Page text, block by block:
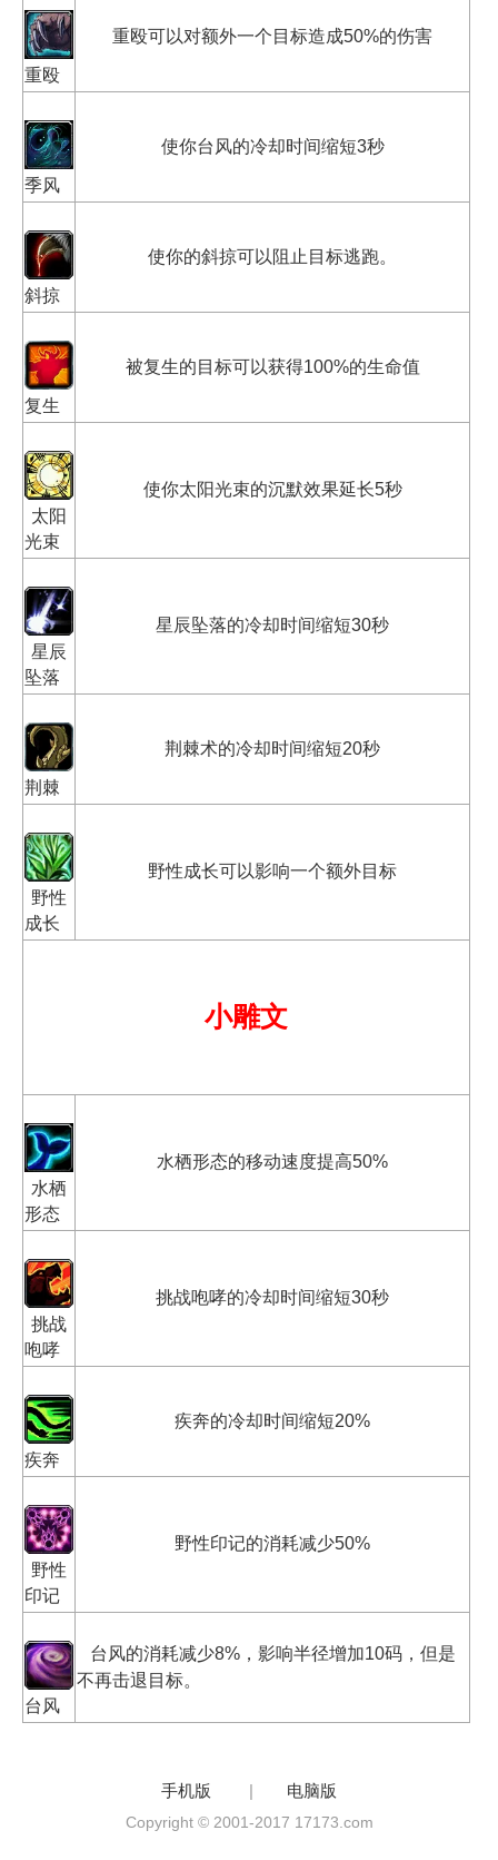
重殴
重殴可以对额外一个目标造成50%的伤害
季风
使你台风的冷却时间缩短3秒
斜掠
使你的斜掠可以阻止目标逃跑。
复生
被复生的目标可以获得100%的生命值
太阳
光束
使你太阳光束的沉默效果延长5秒
星辰
坠落
星辰坠落的冷却时间缩短30秒
荆棘
荆棘术的冷却时间缩短20秒
野性
成长
野性成长可以影响一个额外目标
小雕文
水栖
形态
水栖形态的移动速度提高50%
挑战
咆哮
挑战咆哮的冷却时间缩短30秒
疾奔
疾奔的冷却时间缩短20%
野性
印记
野性印记的消耗减少50%
台风
台风的消耗减少8%，影响半径增加10码，但是
不再击退目标。
手机版 | 电脑版
Copyright © 2001-2017 17173.com